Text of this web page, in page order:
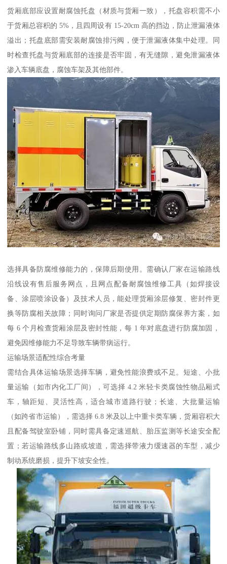
货厢底部应设置耐腐蚀托盘（材质与货厢一致），托盘容积需不小
于货厢总容积的 5%，且四周设有 15-20cm 高的挡边，防止泄漏液体
溢出；托盘底部需安装耐腐蚀排污阀，便于泄漏液体集中处理。同
时检查托盘与货厢底部的连接是否牢固，有无缝隙，避免泄漏液体
渗入车辆底盘，腐蚀车架及其他部件。​
选择具备防腐维修能力的，保障后期使用。需确认厂家在运输路线
沿线设有售后服务网点，且网点配备耐腐蚀维修工具（如焊接设
备、涂层喷涂设备）及技术人员，能处理货厢涂层修复、密封件更
换等防腐相关故障；同时询问厂家是否提供定期防腐保养方案，如
每 6 个月检查货厢涂层及密封性能，每 1 年对底盘进行防腐加固，
避免因维修能力不足导致车辆带病运行。​
运输场景适配性综合考量​
需结合具体运输场景选择车辆，避免性能浪费或不足。短途、小批
量运输（如市内化工厂间），可选择 4.2 米轻卡类腐蚀性物品厢式
车，轴距短、灵活性高，适合城市道路行驶；长途、大批量运输
（如跨省市运输），需选择 6.8 米及以上中重卡类车辆，货厢容积大
且配备驾驶室卧铺，同时需具备定速巡航、胎压监测等长途安全配
置；若运输路线多山路或坡道，需选择带液力缓速器的车型，减少
制动系统磨损，提升下坡安全性。​